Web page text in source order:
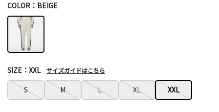
COLOR：BEIGE
S M L XL XXL
SIZE：XXL サイズガイドはこちら